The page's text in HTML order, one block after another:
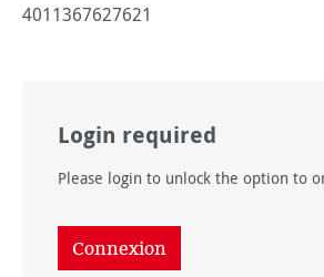
4011367627621
Login required
Please login to unlock the option to
Connexion